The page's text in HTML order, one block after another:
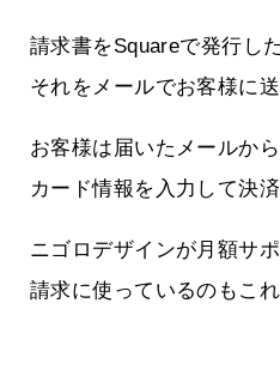
請求書をSquareで発行し
それをメールでお客様に送
お客様は届いたメールか
カード情報を入力して決済
ニゴロデザインが月額サ
請求に使っているのもこれ